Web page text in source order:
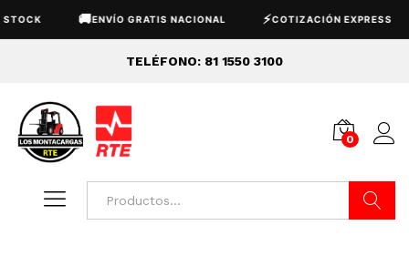
🚚 ENVÍO GRATIS NACIONAL ⚡COTIZACIÓN EXPRESS
TELÉFONO: 81 1550 3100
0